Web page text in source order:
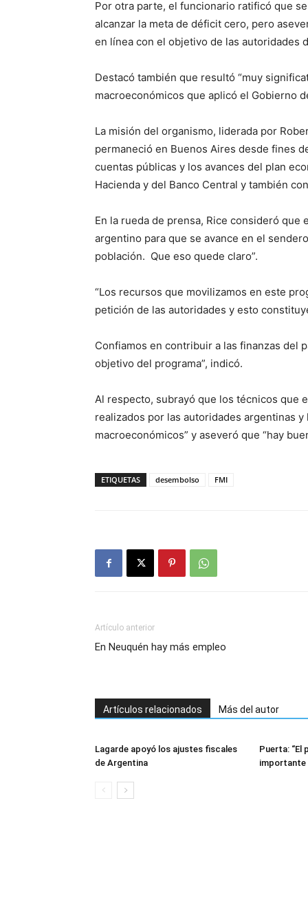
Por otra parte, el funcionario ratificó que
alcanzar la meta de déficit cero, pero
en línea con el objetivo de las autoridades
Destacó también que resultó “muy
macroeconómicos que aplicó el Gobierno
La misión del organismo, liderada por
permaneció en Buenos Aires desde fines
cuentas públicas y los avances del plan
Hacienda y del Banco Central y también
En la rueda de prensa, Rice consideró que
argentino para que se avance en el
población. Que eso quede claro”.
“Los recursos que movilizamos en este
petición de las autoridades y esto
Confiamos en contribuir a las finanzas del
objetivo del programa”, indicó.
Al respecto, subrayó que los técnicos que
realizados por las autoridades argentinas
macroeconómicos” y aseveró que “hay
ETIQUETAS desembolso FMI
Artículo anterior
En Neuquén hay más empleo
Artículos relacionados Más del autor
Lagarde apoyó los ajustes fiscales
de Argentina
Puerta: “El
importante